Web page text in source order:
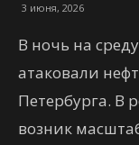
3 июня, 2026
В ночь на
атаковали
Петербурга. В
возник